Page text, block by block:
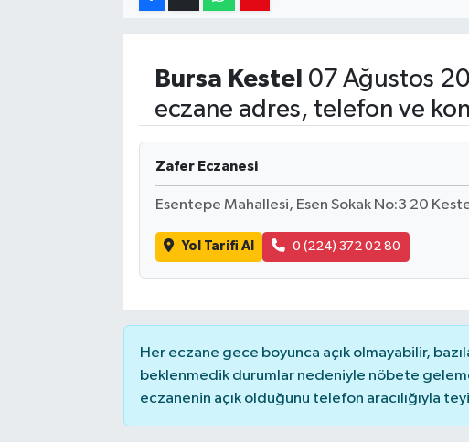
Bursa Kestel 07 Ağustos
eczane adres, telefon ve
Zafer Eczanesi
Esentepe Mahallesi, Esen Sokak No:3 20
Yol Tarifi Al 0 (224) 372 02 80
Her eczane gece boyunca açık olmayabilir,
beklenmedik durumlar nedeniyle nöbete
eczanenin açık olduğunu telefon aracılığıyla